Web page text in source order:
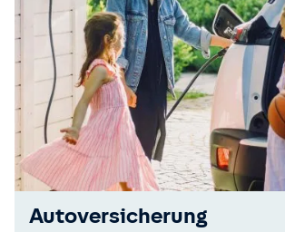
Autoversicherung